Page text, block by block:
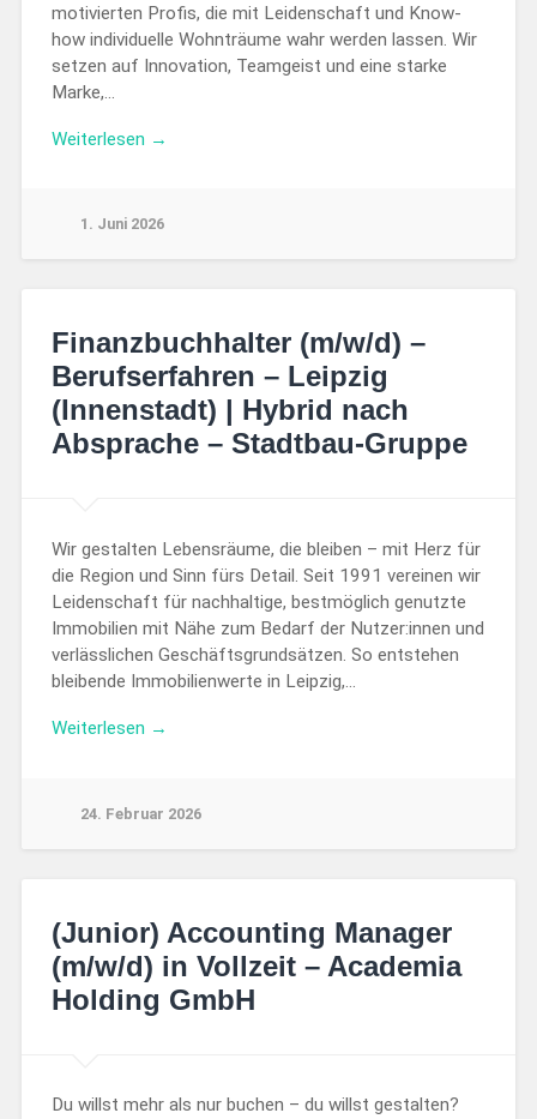
motivierten Profis, die mit Leidenschaft und Know-
how individuelle Wohnträume wahr werden lassen. Wir
setzen auf Innovation, Teamgeist und eine starke
Marke,…
Weiterlesen →
1. Juni 2026
Finanzbuchhalter (m/w/d) –
Berufserfahren – Leipzig
(Innenstadt) | Hybrid nach
Absprache – Stadtbau-Gruppe
Wir gestalten Lebensräume, die bleiben – mit Herz für
die Region und Sinn fürs Detail. Seit 1991 vereinen wir
Leidenschaft für nachhaltige, bestmöglich genutzte
Immobilien mit Nähe zum Bedarf der Nutzer:innen und
verlässlichen Geschäftsgrundsätzen. So entstehen
bleibende Immobilienwerte in Leipzig,…
Weiterlesen →
24. Februar 2026
(Junior) Accounting Manager
(m/w/d) in Vollzeit – Academia
Holding GmbH
Du willst mehr als nur buchen – du willst gestalten?